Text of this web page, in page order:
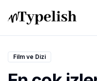
Film ve Dizi